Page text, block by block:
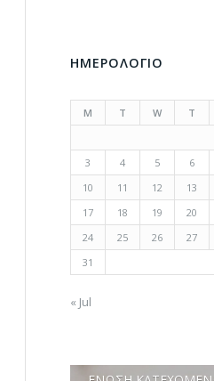
ΗΜΕΡΟΛΟΓΙΟ
M T W T
3
4 5 6
10
11 12 13
17
18 19 20
24
25 26 27
31
« Jul